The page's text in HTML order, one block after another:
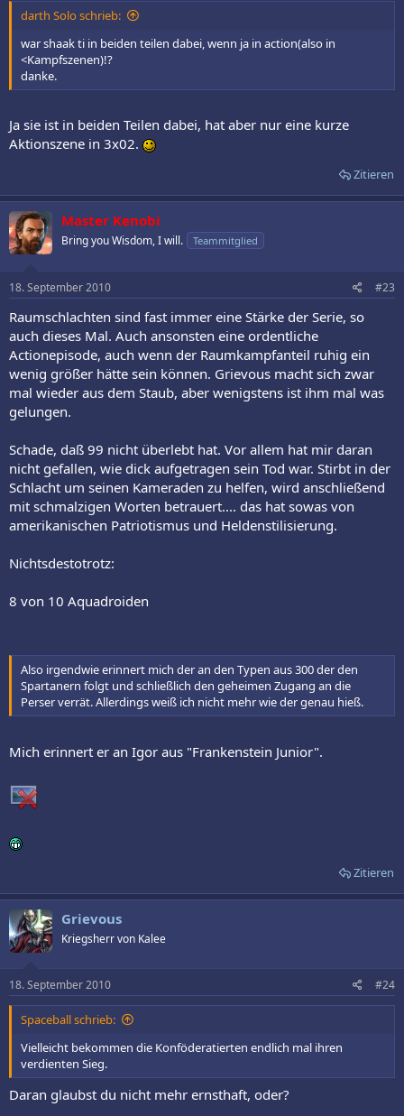
darth Solo schrieb:
war shaak ti in beiden teilen dabei, wenn ja in action(also in
<Kampfszenen)!?
danke.
Ja sie ist in beiden Teilen dabei, hat aber nur eine kurze
Aktionszene in 3x02.
Zitieren
Master Kenobi
Bring you Wisdom, I will. Teammitglied
18. September 2010 #23
Raumschlachten sind fast immer eine Stärke der Serie, so
auch dieses Mal. Auch ansonsten eine ordentliche
Actionepisode, auch wenn der Raumkampfanteil ruhig ein
wenig größer hätte sein können. Grievous macht sich zwar
mal wieder aus dem Staub, aber wenigstens ist ihm mal was
gelungen.
Schade, daß 99 nicht überlebt hat. Vor allem hat mir daran
nicht gefallen, wie dick aufgetragen sein Tod war. Stirbt in der
Schlacht um seinen Kameraden zu helfen, wird anschließend
mit schmalzigen Worten betrauert.... das hat sowas von
amerikanischen Patriotismus und Heldenstilisierung.
Nichtsdestotrotz:
8 von 10 Aquadroiden
Also irgendwie erinnert mich der an den Typen aus 300 der den
Spartanern folgt und schließlich den geheimen Zugang an die
Perser verrät. Allerdings weiß ich nicht mehr wie der genau hieß.
Mich erinnert er an Igor aus "Frankenstein Junior".
Zitieren
Grievous
Kriegsherr von Kalee
18. September 2010 #24
Spaceball schrieb:
Vielleicht bekommen die Konföderatierten endlich mal ihren
verdienten Sieg.
Daran glaubst du nicht mehr ernsthaft, oder?